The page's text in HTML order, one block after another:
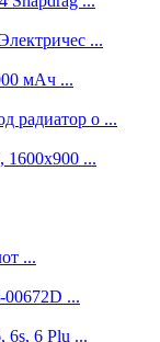
...
мАч ...
радиатор о ...
1600x900 ...
...
00672D ...
6s, 6 Plu ...